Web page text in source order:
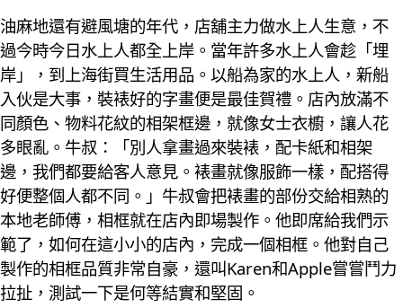
油麻地還有避風塘的年代，店舖主力做水上人生意，不
過今時今日水上人都全上岸。當年許多水上人會趁「埋
岸」，到上海街買生活用品。以船為家的水上人，新船
入伙是大事，裝裱好的字畫便是最佳賀禮。店內放滿不
同顏色、物料花紋的相架框邊，就像女士衣櫥，讓人花
多眼亂。牛叔：「別人拿畫過來裝裱，配卡紙和相架
邊，我們都要給客人意見。裱畫就像服飾一樣，配搭得
好便整個人都不同。」牛叔會把裱畫的部份交給相熟的
本地老師傅，相框就在店內即場製作。他即席給我們示
範了，如何在這小小的店內，完成一個相框。他對自己
製作的相框品質非常自豪，還叫Karen和Apple嘗嘗鬥力
拉扯，測試一下是何等結實和堅固。